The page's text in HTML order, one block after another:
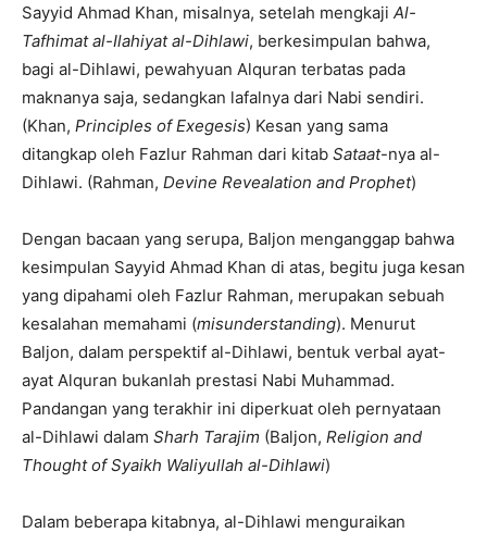
Sayyid Ahmad Khan, misalnya, setelah mengkaji Al-
Tafhimat al-Ilahiyat al-Dihlawi, berkesimpulan bahwa,
bagi al-Dihlawi, pewahyuan Alquran terbatas pada
maknanya saja, sedangkan lafalnya dari Nabi sendiri.
(Khan, Principles of Exegesis) Kesan yang sama
ditangkap oleh Fazlur Rahman dari kitab Sataat-nya al-
Dihlawi. (Rahman, Devine Revealation and Prophet)
Dengan bacaan yang serupa, Baljon menganggap bahwa
kesimpulan Sayyid Ahmad Khan di atas, begitu juga kesan
yang dipahami oleh Fazlur Rahman, merupakan sebuah
kesalahan memahami (misunderstanding). Menurut
Baljon, dalam perspektif al-Dihlawi, bentuk verbal ayat-
ayat Alquran bukanlah prestasi Nabi Muhammad.
Pandangan yang terakhir ini diperkuat oleh pernyataan
al-Dihlawi dalam Sharh Tarajim (Baljon, Religion and
Thought of Syaikh Waliyullah al-Dihlawi)
Dalam beberapa kitabnya, al-Dihlawi menguraikan